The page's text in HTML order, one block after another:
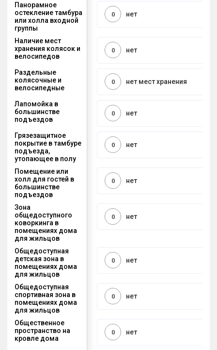
Панорамное
остекление тамбура
или холла входной
группы
нет
0
Наличие мест
хранения колясок и
велосипедов
нет
0
Раздельные
колясочные и
велосипедные
нет мест хранения
0
Лапомойка в
большинстве
подъездов
нет
0
Грязезащитное
покрытие в тамбуре
подъезда,
утопающее в полу
нет
0
Помещение или
холл для гостей в
большинстве
подъездов
нет
0
Зона
общедоступного
коворкинга в
помещениях дома
для жильцов
нет
0
Общедоступная
детская зона в
помещениях дома
для жильцов
нет
0
Общедоступная
спортивная зона в
помещениях дома
для жильцов
нет
0
Общественное
пространство на
кровле дома
нет
0